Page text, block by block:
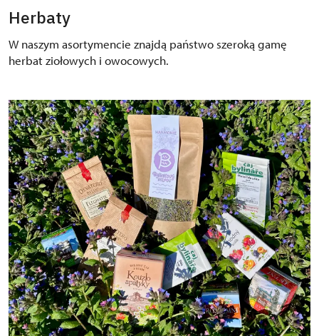
Herbaty
W naszym asortymencie znajdą państwo szeroką gamę
herbat ziołowych i owocowych.